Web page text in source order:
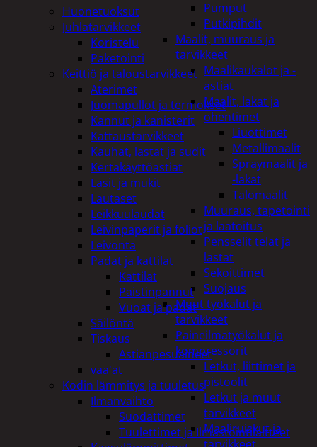
Pumput
Putkipihdit
Maalit, muuraus ja
tarvikkeet
Maalikaukalot ja -
astiat
Maalit, lakat ja
ohentimet
Liuottimet
Metallimaalit
Spraymaalit ja
-lakat
Talomaalit
Muuraus, tapetointi
ja laatoitus
Pensselit telat ja
lastat
Sekoittimet
Suojaus
Muut työkalut ja
tarvikkeet
Paineilmatyökalut ja
kompressorit
Letkut, liittimet ja
pistoolit
Letkut ja muut
tarvikkeet
Maaliruiskut ja
Huonetuoksut
Juhlatarvikkeet
Koristelu
Paketointi
Keittiö ja taloustarvikkeet
Aterimet
Juomapullot ja termokset
Kannut ja kanisterit
Kattaustarvikkeet
Kauhat, lastat ja sudit
Kertakäyttöastiat
Lasit ja mukit
Lautaset
Leikkuulaudat
Leivinpaperit ja foliot
Leivonta
Padat ja kattilat
Kattilat
Paistinpannut
Vuoat ja padat
Säilöntä
Tiskaus
Astianpesuaineet
vaa'at
Kodin lämmitys ja tuuletus
Ilmanvaihto
Suodattimet
Tuulettimet ja Ilmastointilaitteet